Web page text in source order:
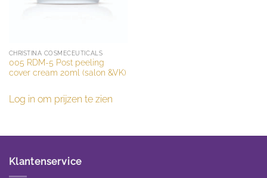
CHRISTINA COSMECEUTICALS
005 RDM-5 Post peeling
cover cream 20ml (salon &VK)
Log in om prijzen te zien
Klantenservice